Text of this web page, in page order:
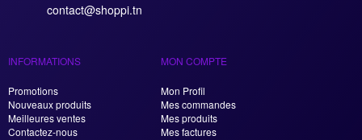
contact@shoppi.tn
INFORMATIONS
Promotions
Nouveaux produits
Meilleures ventes
Contactez-nous
MON COMPTE
Mon Profil
Mes commandes
Mes produits
Mes factures